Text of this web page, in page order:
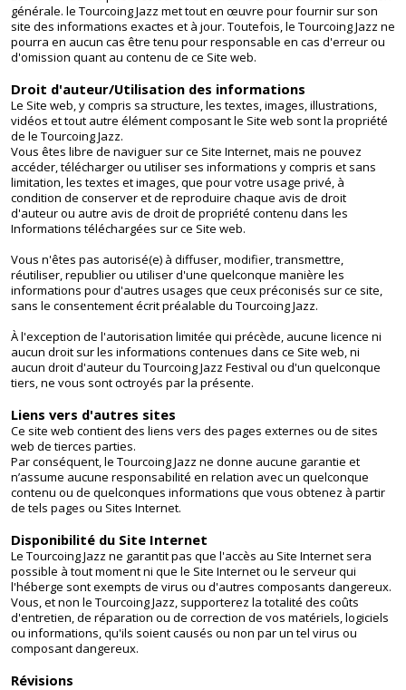
générale. le Tourcoing Jazz met tout en œuvre pour fournir sur son
site des informations exactes et à jour. Toutefois, le Tourcoing Jazz ne
pourra en aucun cas être tenu pour responsable en cas d'erreur ou
d'omission quant au contenu de ce Site web.
Droit d'auteur/Utilisation des informations
Le Site web, y compris sa structure, les textes, images, illustrations,
vidéos et tout autre élément composant le Site web sont la propriété
de le Tourcoing Jazz.
Vous êtes libre de naviguer sur ce Site Internet, mais ne pouvez
accéder, télécharger ou utiliser ses informations y compris et sans
limitation, les textes et images, que pour votre usage privé, à
condition de conserver et de reproduire chaque avis de droit
d'auteur ou autre avis de droit de propriété contenu dans les
Informations téléchargées sur ce Site web.
Vous n'êtes pas autorisé(e) à diffuser, modifier, transmettre,
réutiliser, republier ou utiliser d'une quelconque manière les
informations pour d'autres usages que ceux préconisés sur ce site,
sans le consentement écrit préalable du Tourcoing Jazz.
À l'exception de l'autorisation limitée qui précède, aucune licence ni
aucun droit sur les informations contenues dans ce Site web, ni
aucun droit d'auteur du Tourcoing Jazz Festival ou d'un quelconque
tiers, ne vous sont octroyés par la présente.
Liens vers d'autres sites
Ce site web contient des liens vers des pages externes ou de sites
web de tierces parties.
Par conséquent, le Tourcoing Jazz ne donne aucune garantie et
n’assume aucune responsabilité en relation avec un quelconque
contenu ou de quelconques informations que vous obtenez à partir
de tels pages ou Sites Internet.
Disponibilité du Site Internet
Le Tourcoing Jazz ne garantit pas que l'accès au Site Internet sera
possible à tout moment ni que le Site Internet ou le serveur qui
l'héberge sont exempts de virus ou d'autres composants dangereux.
Vous, et non le Tourcoing Jazz, supporterez la totalité des coûts
d'entretien, de réparation ou de correction de vos matériels, logiciels
ou informations, qu'ils soient causés ou non par un tel virus ou
composant dangereux.
Révisions